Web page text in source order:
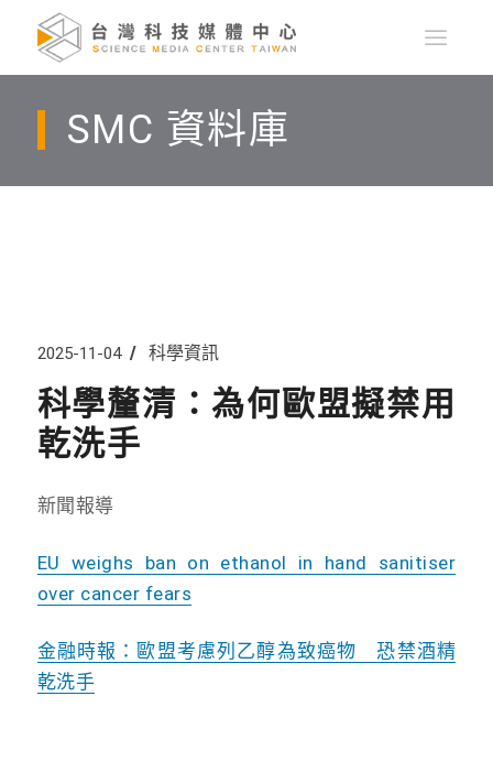
SMC 資料庫
2025-11-04 科學資訊
科學釐清：為何歐盟擬禁用
乾洗手
新聞報導
EU weighs ban on ethanol in hand sanitiser
over cancer fears
金融時報：歐盟考慮列乙醇為致癌物 恐禁酒精
乾洗手